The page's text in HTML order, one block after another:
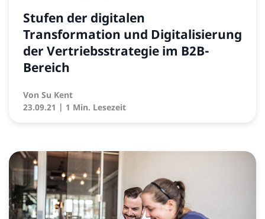
Stufen der digitalen
Transformation und Digitalisierung
der Vertriebsstrategie im B2B-
Bereich
Von Su Kent
23.09.21 | 1 Min. Lesezeit